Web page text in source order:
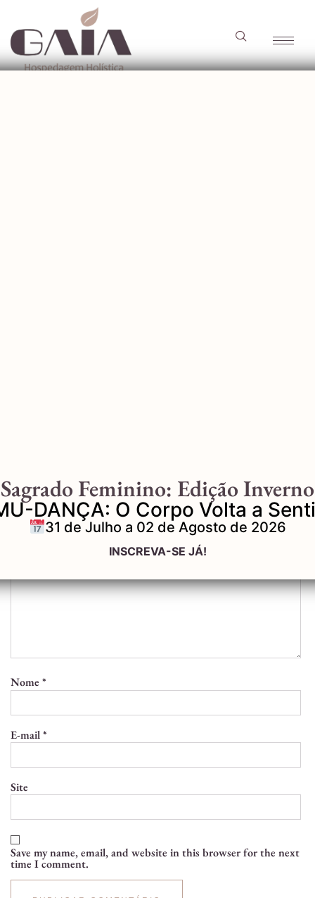
O seu endereço de e-mail não será publicado.
Campos obrigatórios são marcados com*
Comentário*
Nome *
E-mail*
Site
Save my name, email, and website in this browser for the next
time I comment.
Sagrado Feminino: Edição Inverno
DANÇA: O Corpo Volta a
31 de Julho a 02 de Agosto de 2026
INSCREVA-SE JÁ!